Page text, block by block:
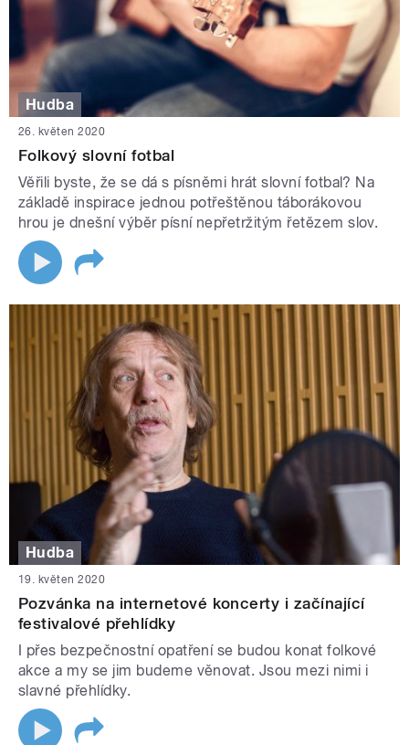
Hudba
26. květen 2020
Folkový slovní fotbal
Věřili byste, že se dá s písněmi hrát slovní fotbal? Na
základě inspirace jednou potřeštěnou táborákovou
hrou je dnešní výběr písní nepřetržitým řetězem slov.
Hudba
19. květen 2020
Pozvánka na internetové koncerty i začínající
festivalové přehlídky
I přes bezpečnostní opatření se budou konat folkové
akce a my se jim budeme věnovat. Jsou mezi nimi i
slavné přehlídky.